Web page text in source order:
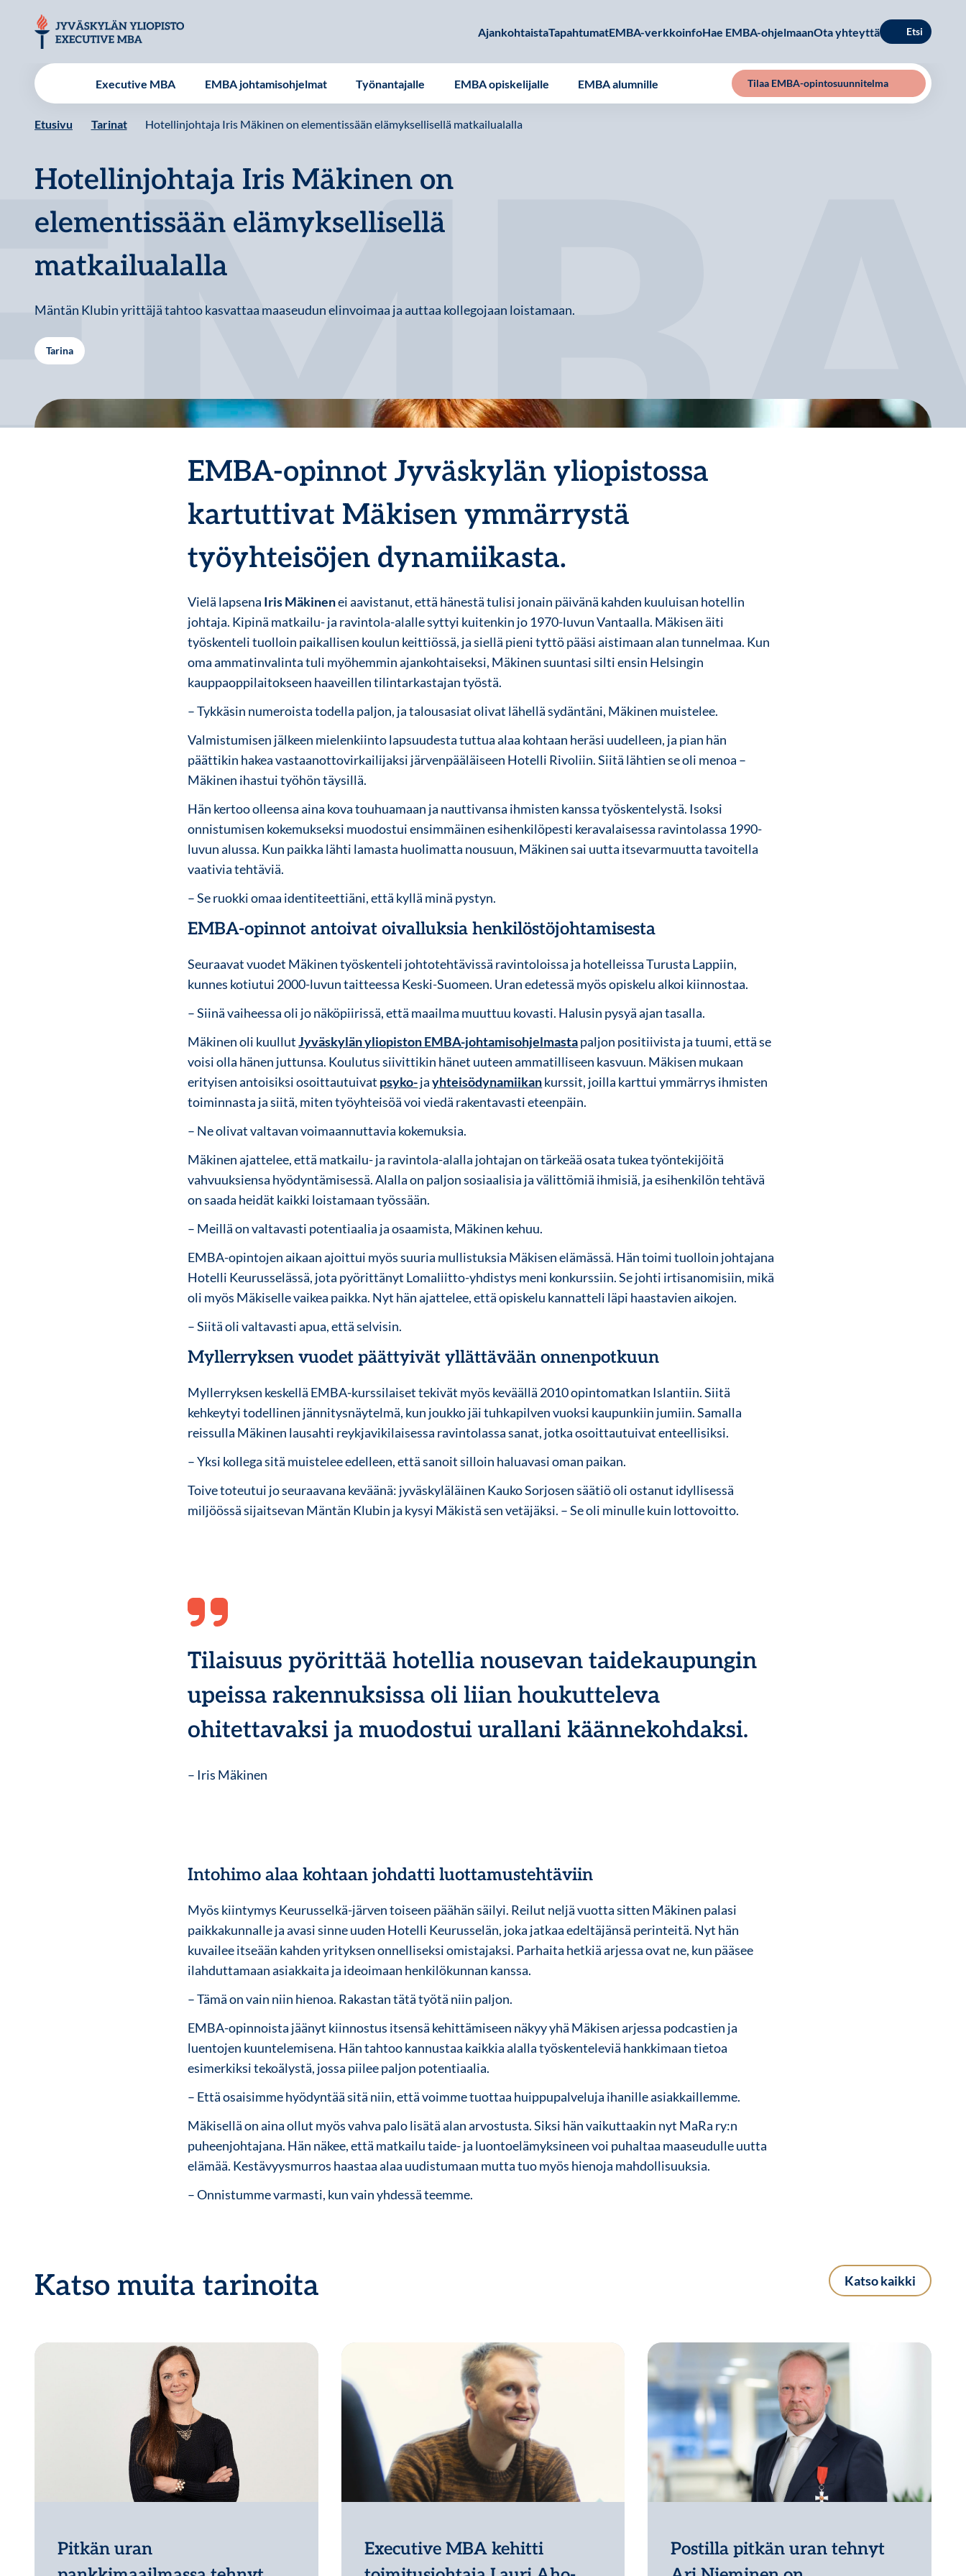
sisältöön
AjankohtaistaTapahtumatEMBA-verkkoinfoHae EMBA-ohjelmaanOta yhteyttä Etsi
Executive MBA EMBA johtamisohjelmat Työnantajalle EMBA opiskelijalle EMBA alumnille Tilaa EMBA-opintosuunnitelma
Etusivu Tarinat Hotellinjohtaja Iris Mäkinen on elementissään elämyksellisellä matkailualalla
Hotellinjohtaja Iris Mäkinen on
elementissään elämyksellisellä
matkailualalla
Mäntän Klubin yrittäjä tahtoo kasvattaa maaseudun elinvoimaa ja auttaa kollegojaan loistamaan.
Tarina
EMBA-opinnot Jyväskylän yliopistossa
kartuttivat Mäkisen ymmärrystä
työyhteisöjen dynamiikasta.
Vielä lapsena Iris Mäkinenei aavistanut, että hänestä tulisi jonain päivänä kahden kuuluisan hotellin
johtaja. Kipinä matkailu- ja ravintola-alalle syttyi kuitenkin jo 1970-luvun Vantaalla. Mäkisen äiti
työskenteli tuolloin paikallisen koulun keittiössä, ja siellä pieni tyttö pääsi aistimaan alan tunnelmaa. Kun
oma ammatinvalinta tuli myöhemmin ajankohtaiseksi, Mäkinen suuntasi silti ensin Helsingin
kauppaoppilaitokseen haaveillen tilintarkastajan työstä.
– Tykkäsin numeroista todella paljon, ja talousasiat olivat lähellä sydäntäni, Mäkinen muistelee.
Valmistumisen jälkeen mielenkiinto lapsuudesta tuttua alaa kohtaan heräsi uudelleen, ja pian hän
päättikin hakea vastaanottovirkailijaksi järvenpääläiseen Hotelli Rivoliin. Siitä lähtien se oli menoa –
Mäkinen ihastui työhön täysillä.
Hän kertoo olleensa aina kova touhuamaan ja nauttivansa ihmisten kanssa työskentelystä. Isoksi
onnistumisen kokemukseksi muodostui ensimmäinen esihenkilöpesti keravalaisessa ravintolassa 1990-
luvun alussa. Kun paikka lähti lamasta huolimatta nousuun, Mäkinen sai uutta itsevarmuutta tavoitella
vaativia tehtäviä.
– Se ruokki omaa identiteettiäni, että kyllä minä pystyn.
EMBA-opinnot antoivat oivalluksia henkilöstöjohtamisesta
Seuraavat vuodet Mäkinen työskenteli johtotehtävissä ravintoloissa ja hotelleissa Turusta Lappiin,
kunnes kotiutui 2000-luvun taitteessa Keski-Suomeen. Uran edetessä myös opiskelu alkoi kiinnostaa.
– Siinä vaiheessa oli jo näköpiirissä, että maailma muuttuu kovasti. Halusin pysyä ajan tasalla.
Mäkinen oli kuullutJyväskylän yliopiston EMBA-johtamisohjelmastapaljon positiivista ja tuumi, että se
voisi olla hänen juttunsa. Koulutus siivittikin hänet uuteen ammatilliseen kasvuun. Mäkisen mukaan
erityisen antoisiksi osoittautuivat psyko-jayhteisödynamiikankurssit, joilla karttui ymmärrys ihmisten
toiminnasta ja siitä, miten työyhteisöä voi viedä rakentavasti eteenpäin.
– Ne olivat valtavan voimaannuttavia kokemuksia.
Mäkinen ajattelee, että matkailu- ja ravintola-alalla johtajan on tärkeää osata tukea työntekijöitä
vahvuuksiensa hyödyntämisessä. Alalla on paljon sosiaalisia ja välittömiä ihmisiä, ja esihenkilön tehtävä
on saada heidät kaikki loistamaan työssään.
– Meillä on valtavasti potentiaalia ja osaamista, Mäkinen kehuu.
EMBA-opintojen aikaan ajoittui myös suuria mullistuksia Mäkisen elämässä. Hän toimi tuolloin johtajana
Hotelli Keurusselässä, jota pyörittänyt Lomaliitto-yhdistys meni konkurssiin. Se johti irtisanomisiin, mikä
oli myös Mäkiselle vaikea paikka. Nyt hän ajattelee, että opiskelu kannatteli läpi haastavien aikojen.
– Siitä oli valtavasti apua, että selvisin.
Myllerryksen vuodet päättyivät yllättävään onnenpotkuun
Myllerryksen keskellä EMBA-kurssilaiset tekivät myös keväällä 2010 opintomatkan Islantiin. Siitä
kehkeytyi todellinen jännitysnäytelmä, kun joukko jäi tuhkapilven vuoksi kaupunkiin jumiin. Samalla
reissulla Mäkinen lausahti reykjavikilaisessa ravintolassa sanat, jotka osoittautuivat enteellisiksi.
– Yksi kollega sitä muistelee edelleen, että sanoit silloin haluavasi oman paikan.
Toive toteutui jo seuraavana keväänä: jyväskyläläinen Kauko Sorjosen säätiö oli ostanut idyllisessä
miljöössä sijaitsevan Mäntän Klubin ja kysyi Mäkistä sen vetäjäksi. – Se oli minulle kuin lottovoitto.
Tilaisuus pyörittää hotellia nousevan taidekaupungin
upeissa rakennuksissa oli liian houkutteleva
ohitettavaksi ja muodostui urallani käännekohdaksi.
– Iris Mäkinen
Intohimo alaa kohtaan johdatti luottamustehtäviin
Myös kiintymys Keurusselkä-järven toiseen päähän säilyi. Reilut neljä vuotta sitten Mäkinen palasi
paikkakunnalle ja avasi sinne uuden Hotelli Keurusselän, joka jatkaa edeltäjänsä perinteitä. Nyt hän
kuvailee itseään kahden yrityksen onnelliseksi omistajaksi. Parhaita hetkiä arjessa ovat ne, kun pääsee
ilahduttamaan asiakkaita ja ideoimaan henkilökunnan kanssa.
– Tämä on vain niin hienoa. Rakastan tätä työtä niin paljon.
EMBA-opinnoista jäänyt kiinnostus itsensä kehittämiseen näkyy yhä Mäkisen arjessa podcastien ja
luentojen kuuntelemisena. Hän tahtoo kannustaa kaikkia alalla työskenteleviä hankkimaan tietoa
esimerkiksi tekoälystä, jossa piilee paljon potentiaalia.
– Että osaisimme hyödyntää sitä niin, että voimme tuottaa huippupalveluja ihanille asiakkaillemme.
Mäkisellä on aina ollut myös vahva palo lisätä alan arvostusta. Siksi hän vaikuttaakin nyt MaRa ry:n
puheenjohtajana. Hän näkee, että matkailu taide- ja luontoelämyksineen voi puhaltaa maaseudulle uutta
elämää. Kestävyysmurros haastaa alaa uudistumaan mutta tuo myös hienoja mahdollisuuksia.
– Onnistumme varmasti, kun vain yhdessä teemme.
Katso muita tarinoita Katso kaikki
Pitkän uran
Executive MBA kehitti
Postilla pitkän uran tehnyt